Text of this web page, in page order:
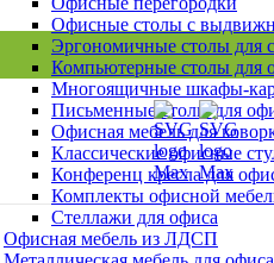
Офисные столы с
Эргономичные столы для
Компьютерные столы для
Многоящичные шкафы-
Письменные столы для
Офисная мебель для
Классические офисные
Конференц кресла для
Комплекты офисной
Стеллажи для офиса
Офисная мебель из ЛДСП